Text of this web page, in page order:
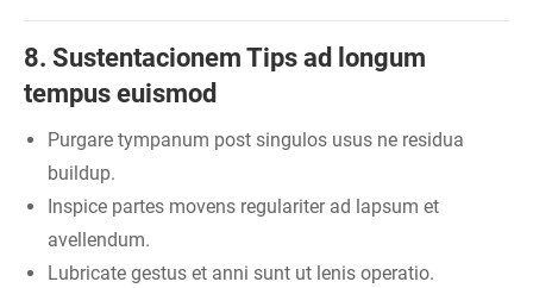
8. Sustentacionem Tips ad longum
tempus euismod
Purgare tympanum post singulos usus ne residua
buildup.
Inspice partes movens regulariter ad lapsum et
avellendum.
Lubricate gestus et anni sunt ut lenis operatio.